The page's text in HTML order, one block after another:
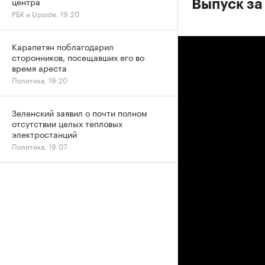
Выпуск
РБК и Upside, 19:20
Карапетян поблагодарил
сторонников, посещавших его во
время ареста
Политика, 19:20
Зеленский заявил о почти полном
отсутствии целых тепловых
электростанций
Политика, 19:07